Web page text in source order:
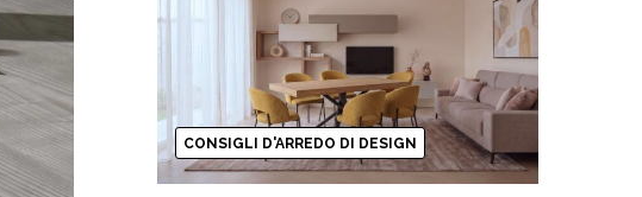
CONSIGLI D'ARREDO DI DESIGN